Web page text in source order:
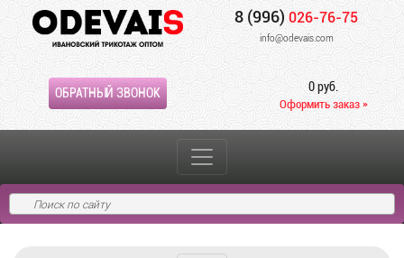
8 (996) 026-76-75
info@odevais.com
ОБРАТНЫЙ ЗВОНОК 0 руб.
Оформить заказ »